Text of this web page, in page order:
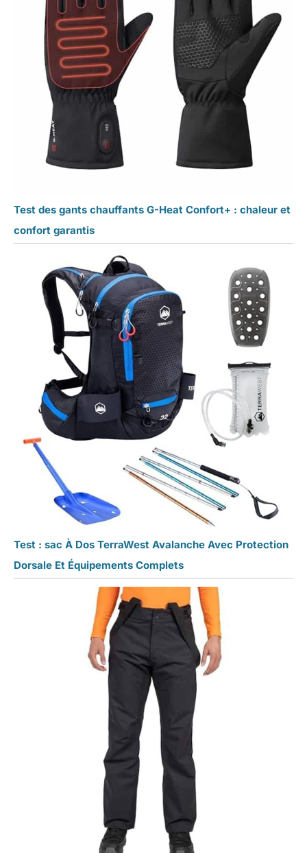
Test des gants chauffants G-Heat Confort+ : chaleur et
confort garantis
Test : sac À Dos TerraWest Avalanche Avec Protection
Dorsale Et Équipements Complets